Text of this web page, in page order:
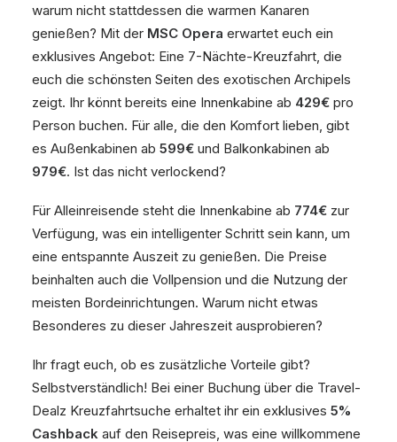
warum nicht stattdessen die warmen Kanaren
genießen? Mit der MSC Opera erwartet euch ein
exklusives Angebot: Eine 7-Nächte-Kreuzfahrt, die
euch die schönsten Seiten des exotischen Archipels
zeigt. Ihr könnt bereits eine Innenkabine ab 429€ pro
Person buchen. Für alle, die den Komfort lieben, gibt
es Außenkabinen ab 599€ und Balkonkabinen ab
979€. Ist das nicht verlockend?
Für Alleinreisende steht die Innenkabine ab 774€ zur
Verfügung, was ein intelligenter Schritt sein kann, um
eine entspannte Auszeit zu genießen. Die Preise
beinhalten auch die Vollpension und die Nutzung der
meisten Bordeinrichtungen. Warum nicht etwas
Besonderes zu dieser Jahreszeit ausprobieren?
Ihr fragt euch, ob es zusätzliche Vorteile gibt?
Selbstverständlich! Bei einer Buchung über die Travel-
Dealz Kreuzfahrtsuche erhaltet ihr ein exklusives 5%
Cashback auf den Reisepreis, was eine willkommene